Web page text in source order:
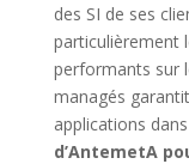
des SI de ses
particulièrement
performants sur
managés
applications
d’AntemetA